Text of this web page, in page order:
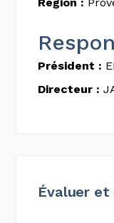
Président :
Directeur :
Évaluer et